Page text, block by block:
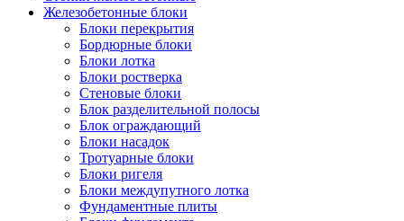
Железобетонные блоки
Блоки перекрытия
Бордюрные блоки
Блоки лотка
Блоки ростверка
Стеновые блоки
Блок разделительной полосы
Блок ограждающий
Блоки насадок
Тротуарные блоки
Блоки ригеля
Блоки междупутного лотка
Фундаментные плиты